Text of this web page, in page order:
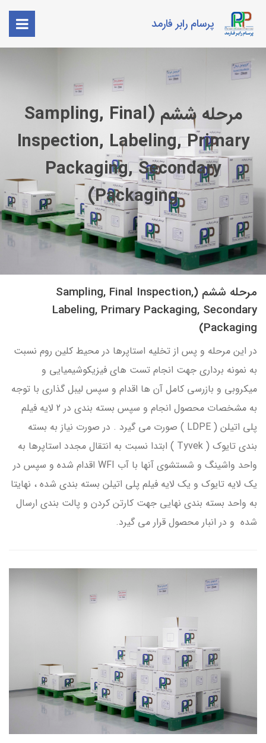
پرسام رابر فارمد
مرحله ششم (Sampling, Final
Inspection, Labeling, Primary
Packaging, Secondary
Packaging)
مرحله ششم (Sampling, Final Inspection,
Labeling, Primary Packaging, Secondary
Packaging)
در این مرحله و پس از تخلیه استاپرها در محیط کلین روم نسبت
به نمونه برداری جهت انجام تست های فیزیکوشیمیایی و
میکروبی و بازرسی کامل آن ها اقدام و سپس لیبل گذاری با توجه
به مشخصات محصول انجام و سپس بسته بندی در 2 لایه فیلم
پلی اتیلن ( LDPE ) صورت می گیرد . در صورت نیاز به بسته
بندی تایوک ( Tyvek ) ابتدا نسبت به انتقال مجدد استاپرها به
واحد واشینگ و شستشوی آنها با آب WFI اقدام شده و سپس در
یک لایه تایوک و یک لایه فیلم پلی اتیلن بسته بندی شده ، نهایتا
به واحد بسته بندی نهایی جهت کارتن کردن و پالت بندی ارسال
شده و در انبار محصول قرار می گیرد.